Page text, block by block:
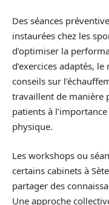
Des séances
instaurées chez les
d’optimiser la
d’exercices adaptés,
conseils sur
travaillent de manière
patients à
physique.
Les workshops ou
certains cabinets à
partager des
Une approche